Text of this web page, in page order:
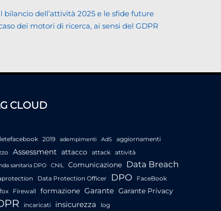
bilancio dell’attività 2025 e le sfide future
dei motori di ricerca, ai sensi del GDPR
CLOUD
2019 adempimenti AdS
aggiornamenti
Assessment attacco attack attività
sanitaria DPO CNIL Comunicazione Data Breach
Data Protection Officer DPO
FaceBook
Firewall formazione Garante Garante Privacy
incaricati insicurezza log